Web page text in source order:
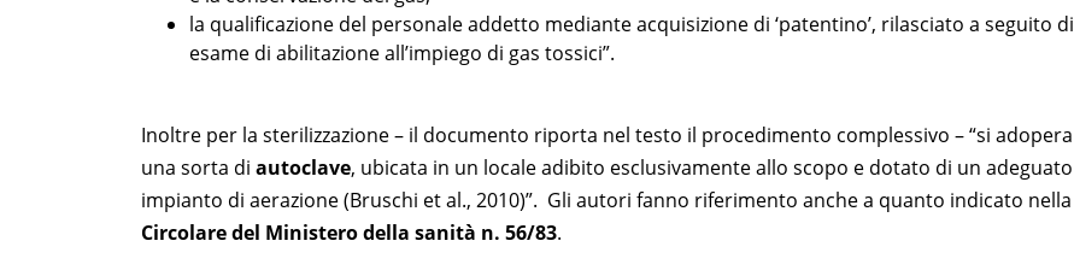
la qualificazione del personale addetto mediante acquisizione di ‘patentino’, rilasciato a seguito di
esame di abilitazione all’impiego di gas tossici”.
Inoltre per la sterilizzazione – il documento riporta nel testo il procedimento complessivo – “si adopera
una sorta di autoclave, ubicata in un locale adibito esclusivamente allo scopo e dotato di un adeguato
impianto di aerazione (Bruschi et al., 2010)”. Gli autori fanno riferimento anche a quanto indicato nella
Circolare del Ministero della sanità n. 56/83.